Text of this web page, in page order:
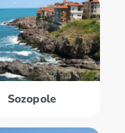
Sozopole